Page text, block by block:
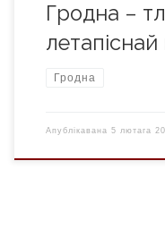
Гродна –
Гродна
Апублікавана 5 лютага